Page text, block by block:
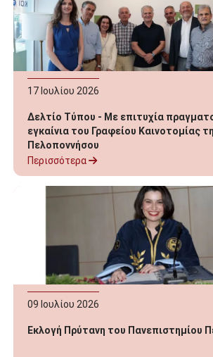
17 Ιουλίου 2026
Δελτίο Τύπου - Με επιτυχία
εγκαίνια του Γραφείου Καινοτομίας
Πελοποννήσου
Περισσότερα
09 Ιουλίου 2026
Εκλογή Πρύτανη του Πανεπιστημίου